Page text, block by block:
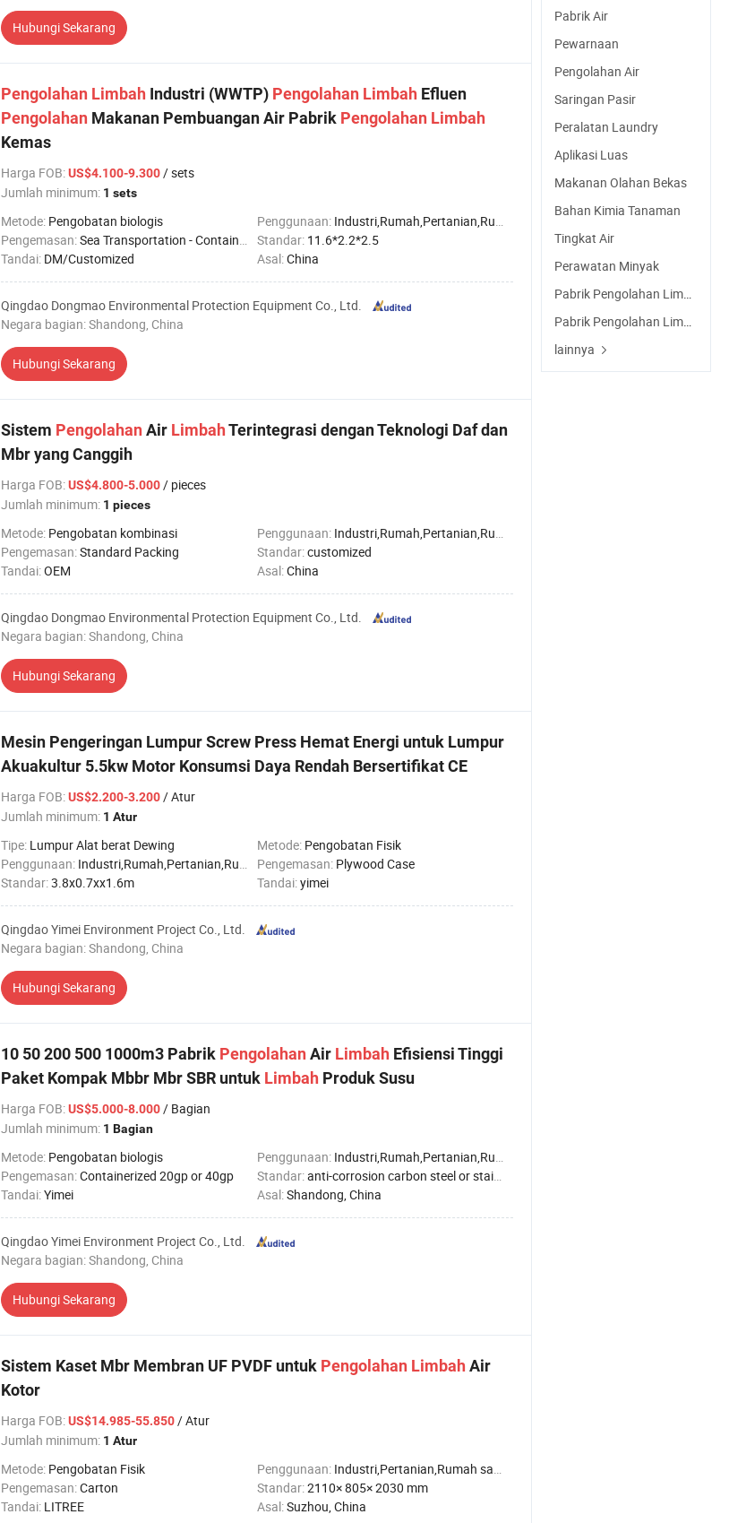
Hubungi Sekarang
Pengolahan Limbah Industri (WWTP) Pengolahan Limbah Efluen
Pengolahan Makanan Pembuangan Air Pabrik Pengolahan Limbah
Kemas
Harga FOB:US$4.100-9.300/ sets
Jumlah minimum: 1 sets
Metode: Pengobatan biologis Penggunaan: Industri,Rumah,Pertanian,Rumah sakit
Pengemasan:Sea Transportation - Container Transportation Standar: 11.6*2.2*2.5
Tandai: DM/Customized Asal:China
Qingdao Dongmao Environmental Protection Equipment Co., Ltd.
Negara bagian: Shandong, China
Hubungi Sekarang
Sistem PengolahanAir LimbahTerintegrasi dengan Teknologi Daf dan
Mbr yang Canggih
Harga FOB:US$4.800-5.000/ pieces
Jumlah minimum: 1 pieces
Metode: Pengobatan kombinasi Penggunaan: Industri,Rumah,Pertanian,Rumah sakit
Pengemasan:Standard Packing Standar:customized
Tandai:OEM Asal:China
Qingdao Dongmao Environmental Protection Equipment Co., Ltd.
Negara bagian: Shandong, China
Hubungi Sekarang
Mesin Pengeringan Lumpur Screw Press Hemat Energi untuk Lumpur
Akuakultur 5.5kw Motor Konsumsi Daya Rendah Bersertifikat CE
Harga FOB:US$2.200-3.200/ Atur
Jumlah minimum: 1 Atur
Tipe: Lumpur Alat berat Dewing Metode: Pengobatan Fisik
Penggunaan: Industri,Rumah,Pertanian,Rumah sakit Pengemasan: Plywood Case
Standar:3.8x0.7xx1.6m Tandai:yimei
Qingdao Yimei Environment Project Co., Ltd.
Negara bagian: Shandong, China
Hubungi Sekarang
10 50 200 500 1000m3 Pabrik PengolahanAir Limbah Efisiensi Tinggi
Paket Kompak Mbbr Mbr SBR untuk Limbah Produk Susu
Harga FOB:US$5.000-8.000/ Bagian
Jumlah minimum: 1 Bagian
Metode: Pengobatan biologis Penggunaan: Industri,Rumah,Pertanian,Rumah sakit
Pengemasan:Containerized 20gp or 40gp Standar:anti-corrosion carbon steel or stainless steel
Tandai:Yimei Asal:Shandong, China
Qingdao Yimei Environment Project Co., Ltd.
Negara bagian: Shandong, China
Hubungi Sekarang
Sistem Kaset Mbr Membran UF PVDF untuk Pengolahan LimbahAir
Kotor
Harga FOB:US$14.985-55.850/ Atur
Jumlah minimum: 1 Atur
Metode: Pengobatan Fisik Penggunaan: Industri,Pertanian,Rumah sakit
Pengemasan:Carton Standar:2110× 805× 2030 mm
Tandai: LITREE Asal:Suzhou, China
Pabrik Air
Pewarnaan
Pengolahan Air
Saringan Pasir
Peralatan Laundry
Aplikasi Luas
Makanan Olahan Bekas
Bahan Kimia Tanaman
Tingkat Air
Perawatan Minyak
Pabrik Pengolahan Limbah
Pabrik Pengolahan Limbah
lainnya